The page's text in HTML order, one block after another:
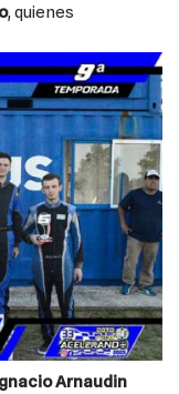
, quienes
Arnaudin